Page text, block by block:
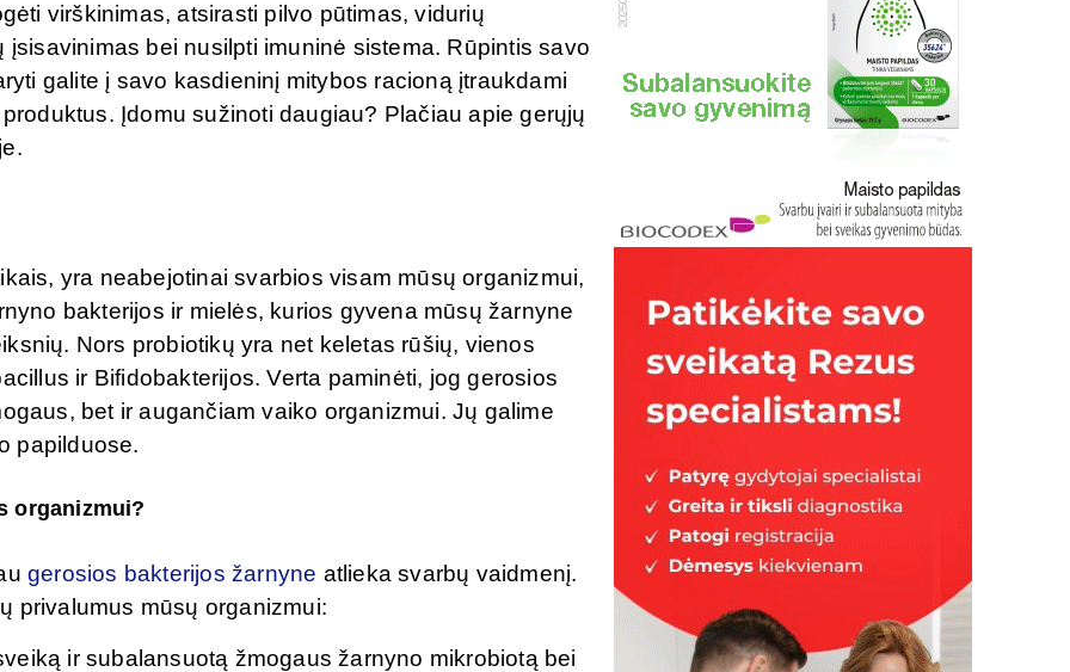
virškinimas, atsirasti pilvo pūtimas, vidurių
bei nusilpti imuninė sistema. Rūpintis savo
galite į savo kasdieninį mitybos racioną įtraukdami
Įdomu sužinoti daugiau? Plačiau apie gerųjų
yra neabejotinai svarbios visam mūsų organizmui,
bakterijos ir mielės, kurios gyvena mūsų žarnyne
Nors probiotikų yra net keletas rūšių, vienos
ir Bifidobakterijos. Verta paminėti, jog gerosios
bet ir augančiam vaiko organizmui. Jų galime
papilduose.
organizmui?
gerosios bakterijos žarnyne atlieka svarbų vaidmenį.
privalumus mūsų organizmui:
ir subalansuotą žmogaus žarnyno mikrobiotą bei